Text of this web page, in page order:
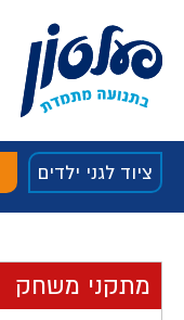
דלג לסרגל הניווט
דלג לתפריט ציוד
אודות החברה
דלג לסוף העמוד
ציוד לגני ילדים
מתקני משחק